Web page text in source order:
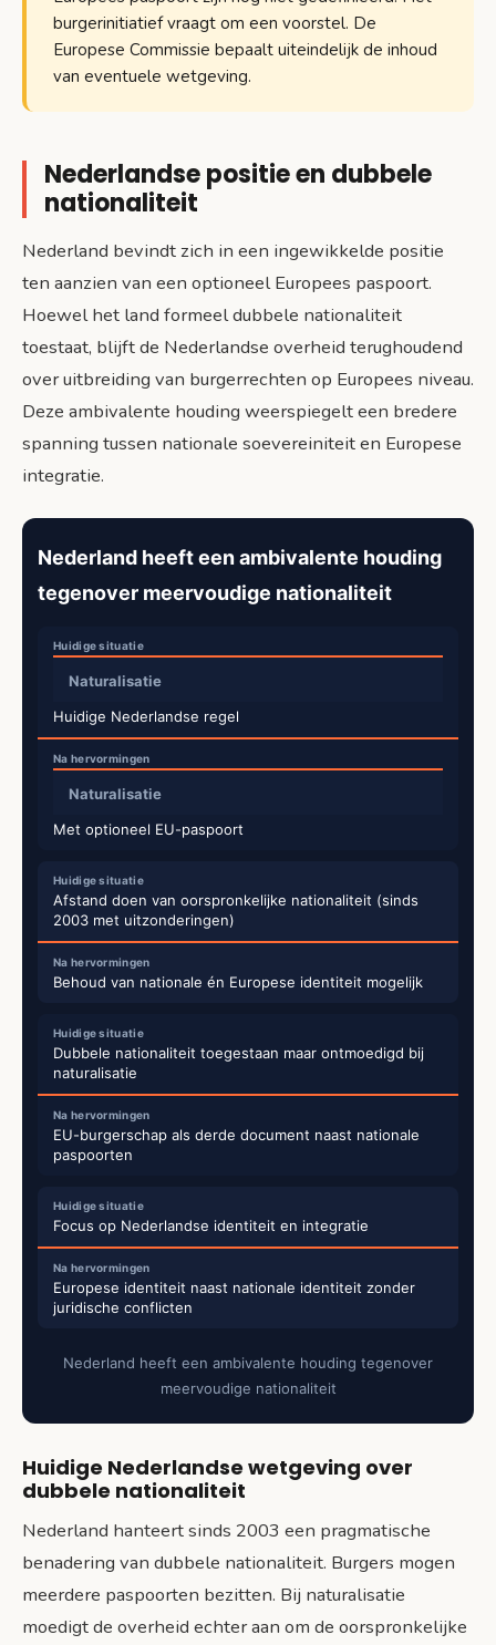
burgerinitiatief vraagt om een voorstel. De
Europese Commissie bepaalt uiteindelijk de inhoud
van eventuele wetgeving.
Nederlandse positie en dubbele
nationaliteit
Nederland bevindt zich in een ingewikkelde positie
ten aanzien van een optioneel Europees paspoort.
Hoewel het land formeel dubbele nationaliteit
toestaat, blijft de Nederlandse overheid terughoudend
over uitbreiding van burgerrechten op Europees niveau.
Deze ambivalente houding weerspiegelt een bredere
spanning tussen nationale soevereiniteit en Europese
integratie.
Nederland heeft een ambivalente houding
tegenover meervoudige nationaliteit
Naturalisatie
Huidige Nederlandse regel
Naturalisatie
Met optioneel EU-paspoort
Afstand doen van oorspronkelijke nationaliteit (sinds
2003 met uitzonderingen)
Behoud van nationale én Europese identiteit mogelijk
Dubbele nationaliteit toegestaan maar ontmoedigd bij
naturalisatie
EU-burgerschap als derde document naast nationale
paspoorten
Focus op Nederlandse identiteit en integratie
Europese identiteit naast nationale identiteit zonder
juridische conflicten
Nederland heeft een ambivalente houding tegenover
meervoudige nationaliteit
Huidige Nederlandse wetgeving over
dubbele nationaliteit
Nederland hanteert sinds 2003 een pragmatische
benadering van dubbele nationaliteit. Burgers mogen
meerdere paspoorten bezitten. Bij naturalisatie
moedigt de overheid echter aan om de oorspronkelijke